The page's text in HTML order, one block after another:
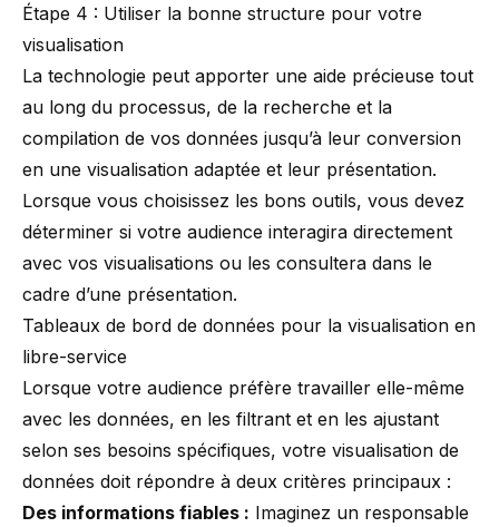
Étape 4 : Utiliser la bonne structure pour votre
visualisation
La technologie peut apporter une aide précieuse tout
au long du processus, de la recherche et la
compilation de vos données jusqu’à leur conversion
en une visualisation adaptée et leur présentation.
Lorsque vous choisissez les bons outils, vous devez
déterminer si votre audience interagira directement
avec vos visualisations ou les consultera dans le
cadre d’une présentation.
Tableaux de bord de données pour la visualisation en
libre-service
Lorsque votre audience préfère travailler elle-même
avec les données, en les filtrant et en les ajustant
selon ses besoins spécifiques, votre visualisation de
données doit répondre à deux critères principaux :
Des informations fiables : Imaginez un responsable